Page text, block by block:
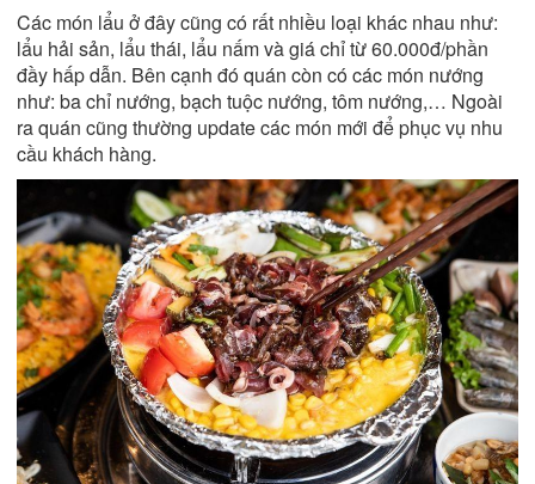
Các món lẩu ở đây cũng có rất nhiều loại khác nhau như:
lẩu hải sản, lẩu thái, lẩu nấm và giá chỉ từ 60.000đ/phần
đầy hấp dẫn. Bên cạnh đó quán còn có các món nướng
như: ba chỉ nướng, bạch tuộc nướng, tôm nướng,… Ngoài
ra quán cũng thường update các món mới để phục vụ nhu
cầu khách hàng.